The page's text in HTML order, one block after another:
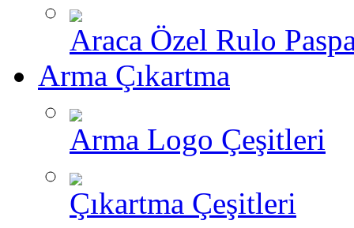
Araca Özel Rulo
Arma Çıkartma
Arma Logo Çeşitleri
Çıkartma Çeşitleri